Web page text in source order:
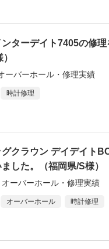
ターデイト7405の修理
ーバーホール・修理実績
時計修理
クラウン デイデイト
した。（福岡県/S様）
オーバーホール・修理実績
オーバーホール 時計修理